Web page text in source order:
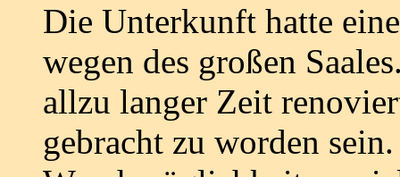
Die Unterkunft hatte
wegen des großen
allzu langer Zeit
gebracht zu worden